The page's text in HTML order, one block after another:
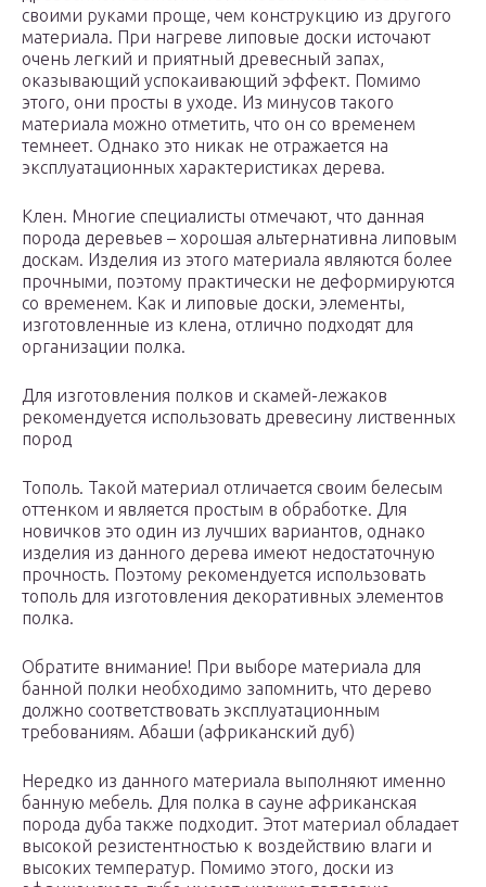
своими руками проще, чем конструкцию из другого
материала. При нагреве липовые доски источают
очень легкий и приятный древесный запах,
оказывающий успокаивающий эффект. Помимо
этого, они просты в уходе. Из минусов такого
материала можно отметить, что он со временем
темнеет. Однако это никак не отражается на
эксплуатационных характеристиках дерева.
Клен. Многие специалисты отмечают, что данная
порода деревьев – хорошая альтернативна липовым
доскам. Изделия из этого материала являются более
прочными, поэтому практически не деформируются
со временем. Как и липовые доски, элементы,
изготовленные из клена, отлично подходят для
организации полка.
Для изготовления полков и скамей-лежаков
рекомендуется использовать древесину лиственных
пород
Тополь. Такой материал отличается своим белесым
оттенком и является простым в обработке. Для
новичков это один из лучших вариантов, однако
изделия из данного дерева имеют недостаточную
прочность. Поэтому рекомендуется использовать
тополь для изготовления декоративных элементов
полка.
Обратите внимание! При выборе материала для
банной полки необходимо запомнить, что дерево
должно соответствовать эксплуатационным
требованиям. Абаши (африканский дуб)
Нередко из данного материала выполняют именно
банную мебель. Для полка в сауне африканская
порода дуба также подходит. Этот материал обладает
высокой резистентностью к воздействию влаги и
высоких температур. Помимо этого, доски из